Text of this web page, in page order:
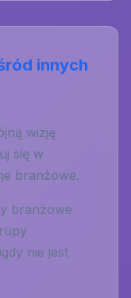
innych
wizję
się w
branżowe.
branżowe
nie jest